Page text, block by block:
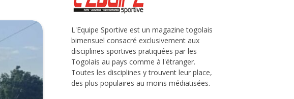
L'Equipe Sportive est un magazine togolais
bimensuel consacré exclusivement aux
disciplines sportives pratiquées par les
Togolais au pays comme à l'étranger.
Toutes les disciplines y trouvent leur place,
des plus populaires au moins médiatisées.